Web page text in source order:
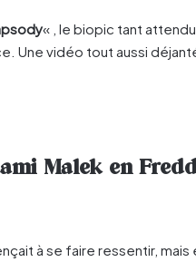
« , le biopic tant
Une vidéo tout aussi
Malek en
à se faire ressentir,